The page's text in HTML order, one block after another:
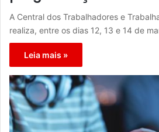
A Central dos Trabalhadores e
realiza, entre os dias 12, 13 e 14 de
Leia mais »